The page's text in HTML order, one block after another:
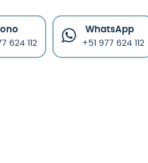
624 112
WhatsApp
+51 977 624 112